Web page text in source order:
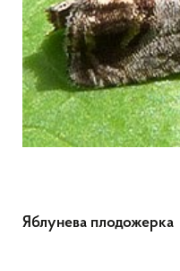
Яблунева плодожерка